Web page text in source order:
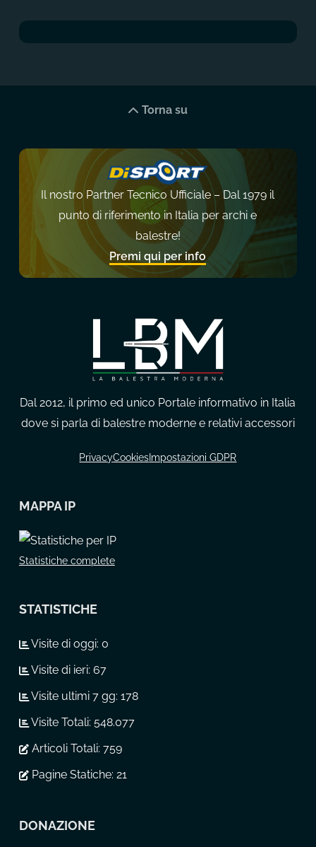
Torna su
Il nostro Partner Tecnico Ufficiale – Dal 1979 il
punto di riferimento in Italia per archi e
balestre!
Premi qui per info
Dal 2012, il primo ed unico Portale informativo in Italia
dove si parla di balestre moderne e relativi accessori
PrivacyCookies Impostazioni GDPR
MAPPA IP
Statistiche complete
STATISTICHE
Visite di oggi: 0
Visite di ieri: 67
Visite ultimi 7 gg: 178
Visite Totali: 548.077
Articoli Totali: 759
Pagine Statiche: 21
DONAZIONE